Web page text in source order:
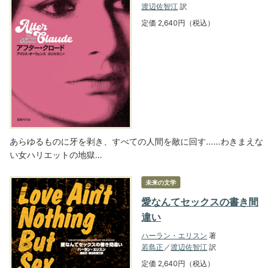
渡辺佐智江 訳
定価 2,640円（税込）
あらゆるものに牙を剥き、すべての人間を敵に回す……わきまえな
い女ハリエットの地獄…
未来の文学
愛なんてセックスの書き間
違い
ハーラン・エリスン 著
若島正 ／渡辺佐智江 訳
定価 2,640円（税込）